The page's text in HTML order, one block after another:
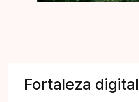
Fortaleza digital